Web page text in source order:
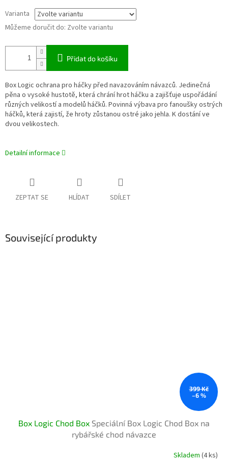
Varianta
Můžeme doručit do: Zvolte variantu
Přidat do košíku
Box Logic ochrana pro háčky před navazováním návazců. Jedinečná
pěna o vysoké hustotě, která chrání hrot háčku a zajišťuje uspořádání
různých velikostí a modelů háčků. Povinná výbava pro fanoušky ostrých
háčků, která zajistí, že hroty zůstanou ostré jako jehla. K dostání ve
dvou velikostech.
Detailní informace
ZEPTAT SE HLÍDAT SDÍLET
Související produkty
399 Kč
–6 %
Box Logic Chod Box Speciální Box Logic Chod Box na
rybářské chod návazce
Skladem (4 ks)